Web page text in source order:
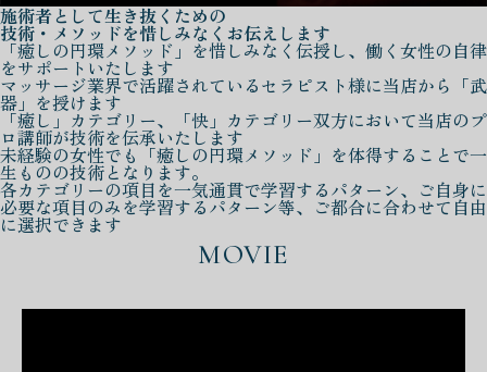
施術者として生き抜くための
技術・メソッドを惜しみなくお伝えします
「癒しの円環メソッド」を惜しみなく伝授し、働く女性の自律
をサポートいたします
マッサージ業界で活躍されているセラピスト様に当店から「武
器」を授けます
「癒し」カテゴリー、「快」カテゴリー双方において当店のプ
ロ講師が技術を伝承いたします
未経験の女性でも「癒しの円環メソッド」を体得することで一
生ものの技術となります。
各カテゴリーの項目を一気通貫で学習するパターン、ご自身に
必要な項目のみを学習するパターン等、ご都合に合わせて自由
に選択できます
MOVIE